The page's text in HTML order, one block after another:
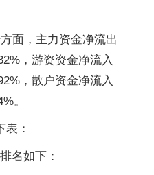
面，主力资金净流出
，游资资金净流入
，散户资金净流入
。
：
名如下：